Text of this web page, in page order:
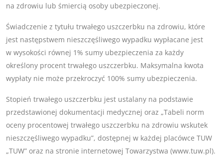
na zdrowiu lub śmiercią osoby ubezpieczonej.
Świadczenie z tytułu trwałego uszczerbku na zdrowiu, które
jest następstwem nieszczęśliwego wypadku wypłacane jest
w wysokości równej 1% sumy ubezpieczenia za każdy
określony procent trwałego uszczerbku. Maksymalna kwota
wypłaty nie może przekroczyć 100% sumy ubezpieczenia.
Stopień trwałego uszczerbku jest ustalany na podstawie
przedstawionej dokumentacji medycznej oraz „Tabeli norm
oceny procentowej trwałego uszczerbku na zdrowiu wskutek
nieszczęśliwego wypadku”, dostępnej w każdej placówce TUW
„TUW” oraz na stronie internetowej Towarzystwa (www.tuw.pl).